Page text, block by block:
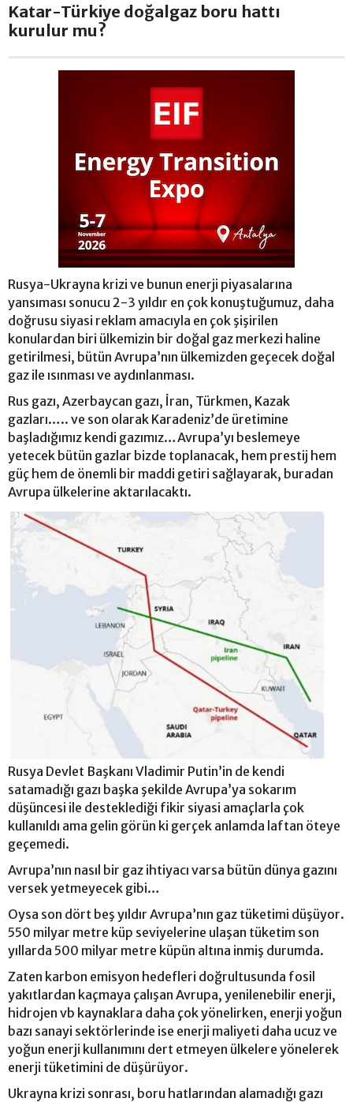
Katar-Türkiye doğalgaz boru hattı
kurulur mu?
Rusya-Ukrayna krizi ve bunun enerji piyasalarına
yansıması sonucu 2-3 yıldır en çok konuştuğumuz, daha
doğrusu siyasi reklam amacıyla en çok şişirilen
konulardan biri ülkemizin bir doğal gaz merkezi haline
getirilmesi, bütün Avrupa’nın ülkemizden geçecek doğal
gaz ile ısınması ve aydınlanması.
Rus gazı, Azerbaycan gazı, İran, Türkmen, Kazak
gazları….. ve son olarak Karadeniz’de üretimine
başladığımız kendi gazımız…Avrupa’yı beslemeye
yetecek bütün gazlar bizde toplanacak, hem prestij hem
güç hem de önemli bir maddi getiri sağlayarak, buradan
Avrupa ülkelerine aktarılacaktı.
Rusya Devlet Başkanı Vladimir Putin’in de kendi
satamadığı gazı başka şekilde Avrupa’ya sokarım
düşüncesi ile desteklediği fikir siyasi amaçlarla çok
kullanıldı ama gelin görün ki gerçek anlamda laftan öteye
geçemedi.
Avrupa’nın nasıl bir gaz ihtiyacı varsa bütün dünya gazını
versek yetmeyecek gibi…
Oysa son dört beş yıldır Avrupa’nın gaz tüketimi düşüyor.
550 milyar metre küp seviyelerine ulaşan tüketim son
yıllarda 500 milyar metre küpün altına inmiş durumda.
Zaten karbon emisyon hedefleri doğrultusunda fosil
yakıtlardan kaçmaya çalışan Avrupa, yenilenebilir enerji,
hidrojen vb kaynaklara daha çok yönelirken, enerji yoğun
bazı sanayi sektörlerinde ise enerji maliyeti daha ucuz ve
yoğun enerji kullanımını dert etmeyen ülkelere yönelerek
enerji tüketimini de düşürüyor.
Ukrayna krizi sonrası, boru hatlarından alamadığı gazı